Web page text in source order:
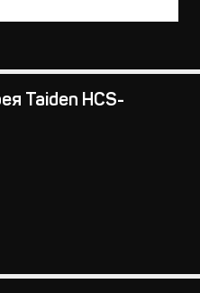
Taiden HCS-